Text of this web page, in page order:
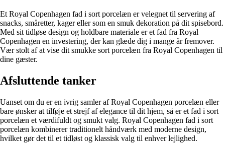
Et Royal Copenhagen fad i sort porcelæn er velegnet til servering af
snacks, småretter, kager eller som en smuk dekoration på dit spisebord.
Med sit tidløse design og holdbare materiale er et fad fra Royal
Copenhagen en investering, der kan glæde dig i mange år fremover.
Vær stolt af at vise dit smukke sort porcelæn fra Royal Copenhagen til
dine gæster.
Afsluttende tanker
Uanset om du er en ivrig samler af Royal Copenhagen porcelæn eller
bare ønsker at tilføje et strejf af elegance til dit hjem, så er et fad i sort
porcelæn et værdifuldt og smukt valg. Royal Copenhagen fad i sort
porcelæn kombinerer traditionelt håndværk med moderne design,
hvilket gør det til et tidløst og klassisk valg til enhver lejlighed.